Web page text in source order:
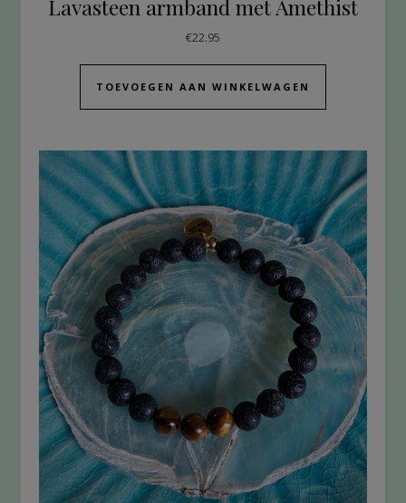
Lavasteen armband met Amethist
€22.95
TOEVOEGEN AAN WINKELWAGEN